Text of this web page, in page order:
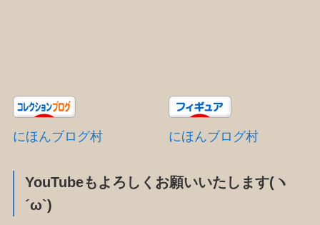
にほんブログ村 にほんブログ村
YouTubeもよろしくお願いいたします(ヽ
´ω`)